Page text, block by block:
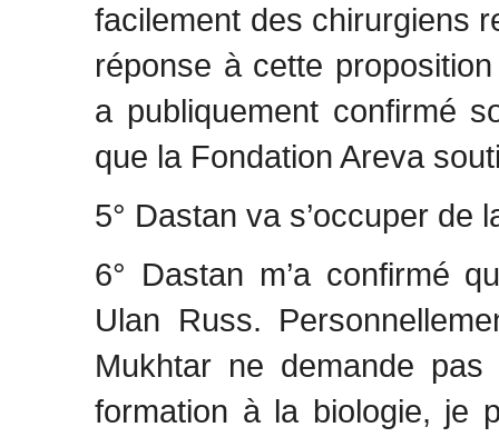
facilement des chirurgiens
réponse à cette
a publiquement confirmé
que la Fondation Areva
5° Dastan va s’occuper de
6° Dastan m’a confirmé
Ulan Russ.
Mukhtar ne demande pas
formation à la biologie, je